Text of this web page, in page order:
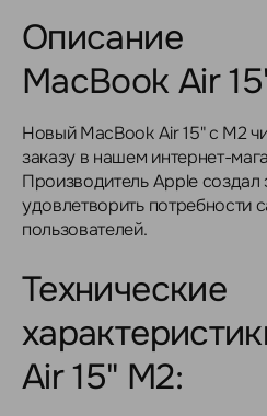
Описание
MacBook Air
Новый MacBook Air 15" с M2
заказу в нашем интернет-
Производитель Apple создал
удовлетворить потребности
пользователей.
Технические
Air 15" M2: